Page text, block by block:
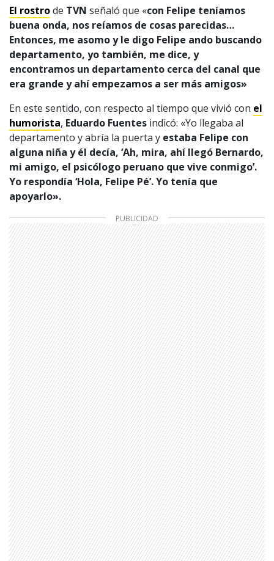
El rostrode TVN señaló que «con Felipe teníamos
buena onda, nos reíamos de cosas parecidas…
Entonces, me asomo y le digo Felipe ando buscando
departamento, yo también, me dice, y
encontramos un departamento cerca del canal que
era grande y ahí empezamos a ser más amigos»
En este sentido, con respecto al tiempo que vivió con el
humorista, Eduardo Fuentes indicó: «Yo llegaba al
departamento y abría la puerta y estaba Felipe con
alguna niña y él decía, ‘Ah, mira, ahí llegó Bernardo,
mi amigo, el psicólogo peruano que vive conmigo’.
Yo respondía ‘Hola, Felipe Pé’. Yo tenía que
apoyarlo».